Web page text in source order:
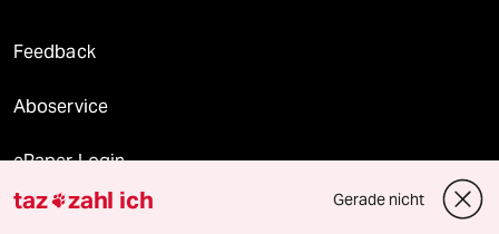
Feedback
Aboservice
ePaper Login
Downloads für Abonnierende
taz zahl ich Gerade nicht